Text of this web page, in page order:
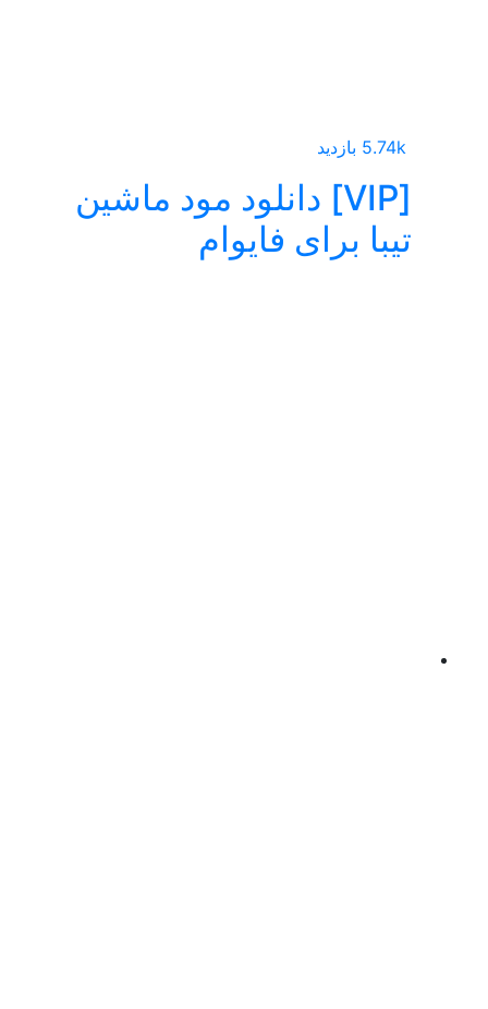
[VIP] دانلود مود ماشین
تیبا برای فایوام